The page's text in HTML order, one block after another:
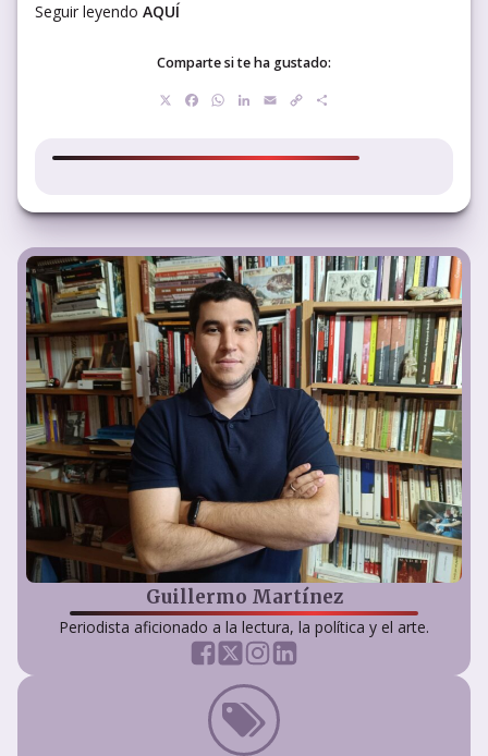
Seguir leyendo AQUÍ
Comparte si te ha gustado:
Facebook
WhatsApp
LinkedIn
EmailCopy
Guillermo Martínez
Periodista aficionado a la lectura, la política y el arte.